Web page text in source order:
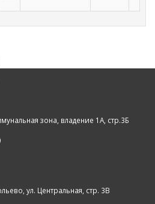
зона, владение 1А, стр.3Б
ул. Центральная, стр. 3В